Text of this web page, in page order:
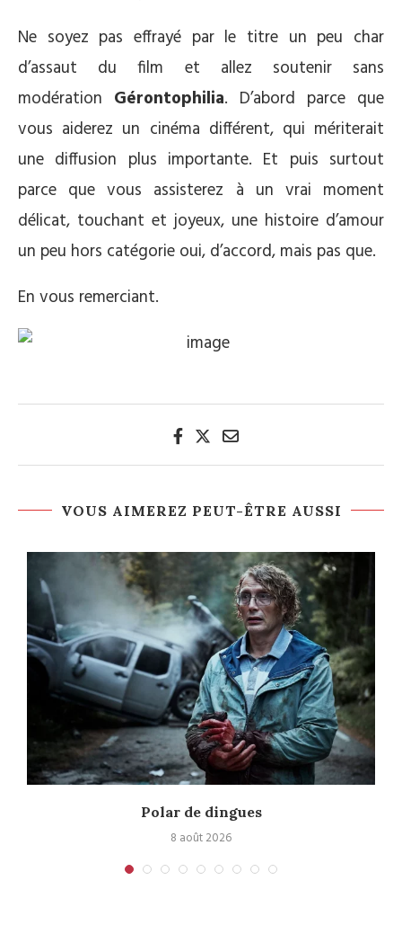
Ne soyez pas effrayé par le titre un peu char
d’assaut du film et allez soutenir sans
modération Gérontophilia. D’abord parce que
vous aiderez un cinéma différent, qui mériterait
une diffusion plus importante. Et puis surtout
parce que vous assisterez à un vrai moment
délicat, touchant et joyeux, une histoire d’amour
un peu hors catégorie oui, d’accord, mais pas que.
En vous remerciant.
VOUS AIMEREZ PEUT-ÊTRE AUSSI
Polar de dingues
8 août 2026